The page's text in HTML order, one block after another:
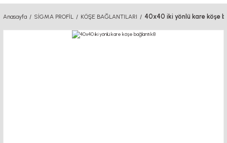
Anasayfa SİGMA PROFİL KÖŞE BAĞLANTILARI 40x40 iki yönlü kare köşe